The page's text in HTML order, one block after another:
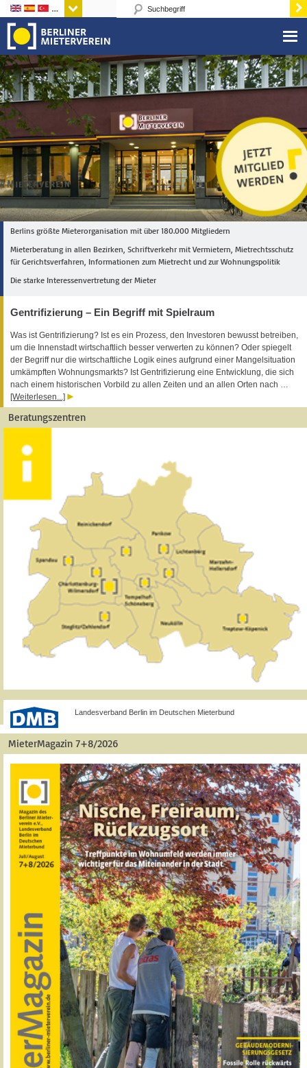
Sprachen
Berlins größte Mieterorganisation mit über 180.000 Mitgliedern
Mieterberatung in allen Bezirken, Schriftverkehr mit Vermietern, Mietrechtsschutz
für Gerichtsverfahren, Informationen zum Mietrecht und zur Wohnungspolitik
Die starke Interessenvertretung der Mieter
Gentrifizierung – Ein Begriff mit Spielraum
Was ist Gentrifizierung? Ist es ein Prozess, den Investoren bewusst betreiben,
um die Innenstadt wirtschaftlich besser verwerten zu können? Oder spiegelt
der Begriff nur die wirtschaftliche Logik eines aufgrund einer Mangelsituation
umkämpften Wohnungsmarkts? Ist Gentrifizierung eine Entwicklung, die sich
nach einem historischen Vorbild zu allen Zeiten und an allen Orten nach …
[Weiterlesen...]
Beratungszentren
Landesverband Berlin im Deutschen Mieterbund
MieterMagazin 7+8/2026